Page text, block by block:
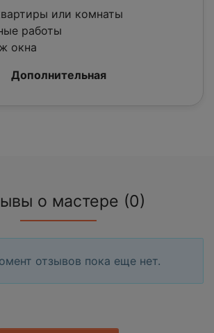
или комнаты
работы
окна
Дополнительная
о мастере (0)
отзывов пока еще нет.